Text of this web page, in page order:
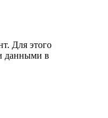
Для этого
данными в